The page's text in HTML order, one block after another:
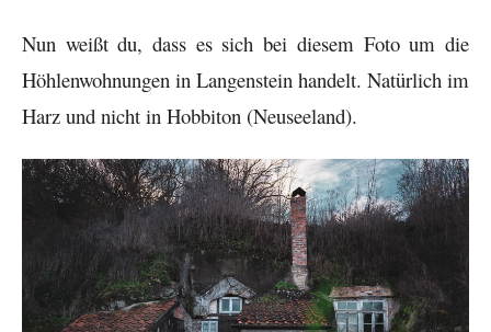
Nun weißt du, dass es sich bei diesem Foto um die
Höhlenwohnungen in Langenstein handelt. Natürlich im
Harz und nicht in Hobbiton (Neuseeland).